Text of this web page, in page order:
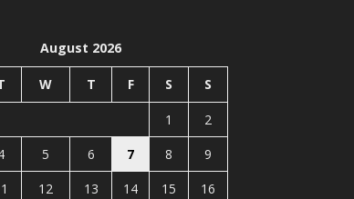
August 2026
W T F S S
1
2
5 6 7 8
9
12 13 14 15
16